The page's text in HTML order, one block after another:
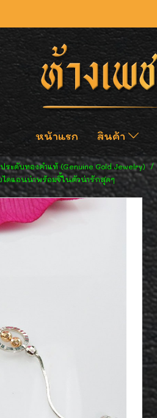
หน้าแรก สินค้า
ระดับทองคำแท้ (Genuine Gold Jewelry)
ไดแอนน่าพร้อมจี้ในตัวน่ารักสุดๆ